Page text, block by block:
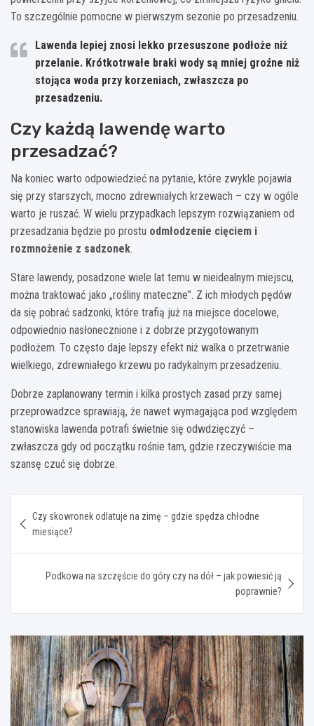
To szczególnie pomocne w pierwszym sezonie po przesadzeniu.
Lawenda lepiej znosi lekko przesuszone podłoże niż
przelanie. Krótkotrwałe braki wody są mniej groźne niż
stojąca woda przy korzeniach, zwłaszcza po
przesadzeniu.
Czy każdą lawendę warto
przesadzać?
Na koniec warto odpowiedzieć na pytanie, które zwykle pojawia
się przy starszych, mocno zdrewniałych krzewach – czy w ogóle
warto je ruszać. W wielu przypadkach lepszym rozwiązaniem od
przesadzania będzie po prostu odmłodzenie cięciem i
rozmnożenie z sadzonek.
Stare lawendy, posadzone wiele lat temu w nieidealnym miejscu,
można traktować jako „rośliny mateczne”. Z ich młodych pędów
da się pobrać sadzonki, które trafią już na miejsce docelowe,
odpowiednio nasłonecznione i z dobrze przygotowanym
podłożem. To często daje lepszy efekt niż walka o przetrwanie
wielkiego, zdrewniałego krzewu po radykalnym przesadzeniu.
Dobrze zaplanowany termin i kilka prostych zasad przy samej
przeprowadzce sprawiają, że nawet wymagająca pod względem
stanowiska lawenda potrafi świetnie się odwdzięczyć –
zwłaszcza gdy od początku rośnie tam, gdzie rzeczywiście ma
szansę czuć się dobrze.
wpisu
Czy skowronek odlatuje na zimę – gdzie spędza chłodne
miesiące?
Podkowa na szczęście do góry czy na dół – jak powiesić ją
poprawnie?